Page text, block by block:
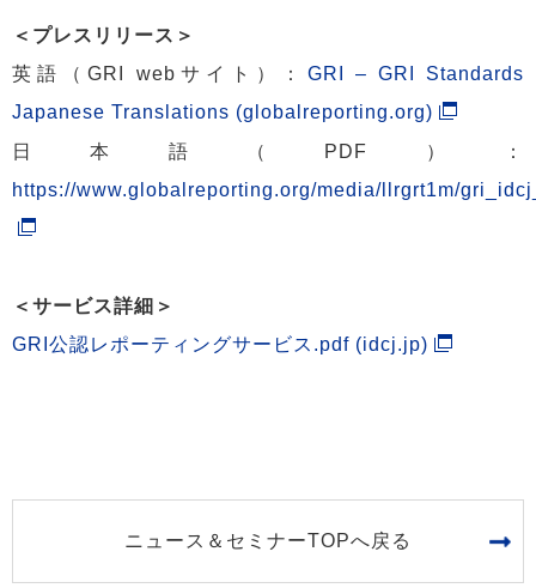
＜プレスリリース＞
英語（GRI webサイト）： GRI – GRI Standards
Japanese Translations (globalreporting.org)
日本語（PDF）：
https://www.globalreporting.org/media/llrgrt1m/
＜サービス詳細＞
GRI公認レポーティングサービス.pdf (idcj.jp)
ニュース＆セミナーTOPへ戻る